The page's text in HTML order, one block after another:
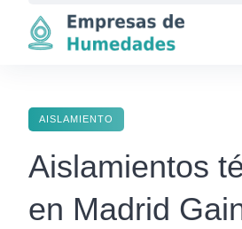
content
AISLAMIENTO
Aislamientos
en Madrid